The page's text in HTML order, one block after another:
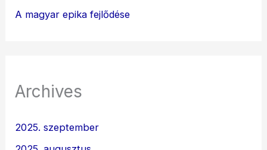
A magyar epika fejlődése
Archives
2025. szeptember